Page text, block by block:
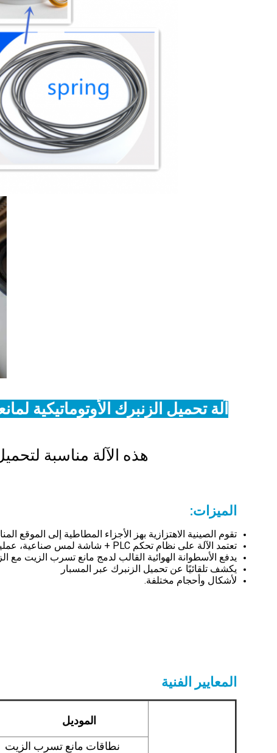
آلة تحميل الزنبرك الأوتوماتيكية
هذه الآلة مناسبة
تقوم الصينية الاهتزازية بهز الأجزاء المطاطية إلى الموقع
تعتمد الآلة على نظام تحكم PLC + شاشة لمس صناعية، عملية بسيطة وبيانات بديهية، وفقًا لمتطلبات الجمارك غير القياسية المختلفة.
يدفع الأسطوانة الهوائية القالب لدمج مانع تسرب الزيت مع
يكشف تلقائيًا عن تحميل الزنبرك عبر المسبار
لأشكال وأحجام مختلفة.
الموديل
نطاقات مانع تسرب الزيت